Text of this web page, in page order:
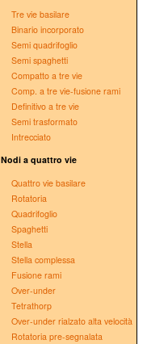
Tre vie basilare
Binario incorporato
Semi quadrifoglio
Semi spaghetti
Compatto a tre vie
Comp. a tre vie-fusione rami
Definitivo a tre vie
Semi trasformato
Intrecciato
Nodi a quattro vie
Quattro vie basilare
Rotatoria
Quadrifoglio
Spaghetti
Stella
Stella complessa
Fusione rami
Over-under
Tetrathorp
Over-under rialzato alta velocità
Rotatoria pre-segnalata